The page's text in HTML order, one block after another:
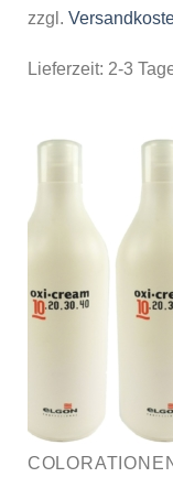
zzgl.
Lieferzeit: 2-3